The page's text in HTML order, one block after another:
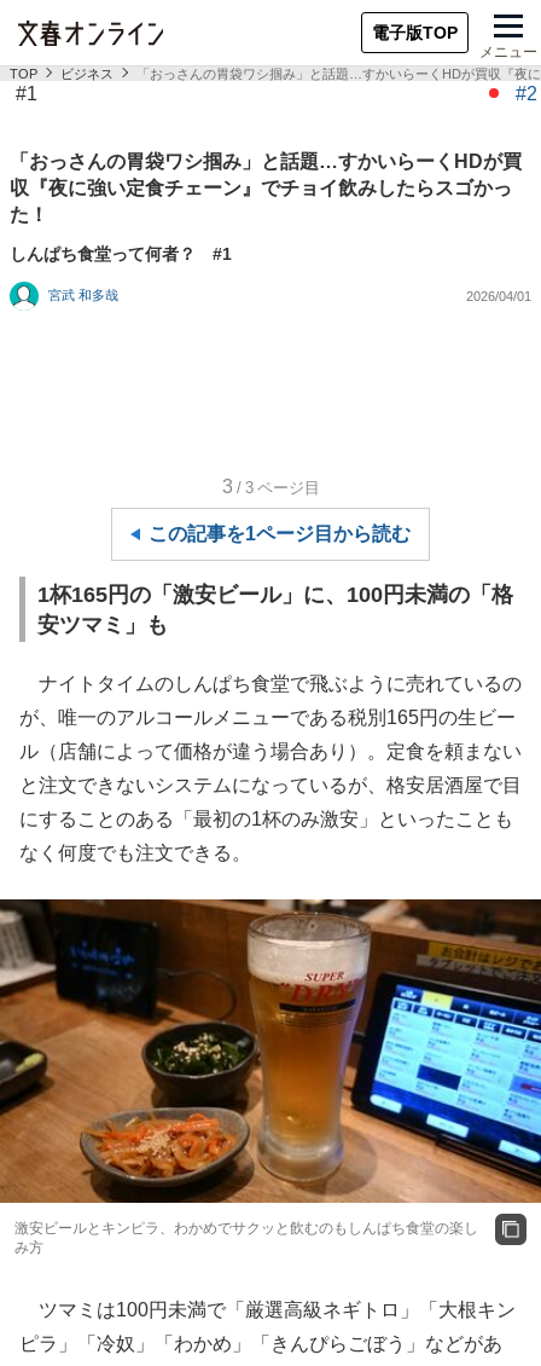
電子版TOP
メニュー
TOP ビジネス 「おっさんの胃袋ワシ掴み」と話題…すかいらーくHDが買収『夜
#1 #2
「おっさんの胃袋ワシ掴み」と話題…すかいらーくHDが買
収『夜に強い定食チェーン』でチョイ飲みしたらスゴかっ
た！
しんぱち食堂って何者？ #1
宮武 和多哉 2026/04/01
3 /3 ページ目
この記事を1ページ目から読む
1杯165円の「激安ビール」に、100円未満の「格
安ツマミ」も
ナイトタイムのしんぱち食堂で飛ぶように売れているの
が、唯一のアルコールメニューである税別165円の生ビー
ル（店舗によって価格が違う場合あり）。定食を頼まない
と注文できないシステムになっているが、格安居酒屋で目
にすることのある「最初の1杯のみ激安」といったことも
なく何度でも注文できる。
激安ビールとキンピラ、わかめでサクッと飲むのもしんぱち食堂の楽し
み方
ツマミは100円未満で「厳選高級ネギトロ」「大根キン
ピラ」「冷奴」「わかめ」「きんぴらごぼう」などがあ